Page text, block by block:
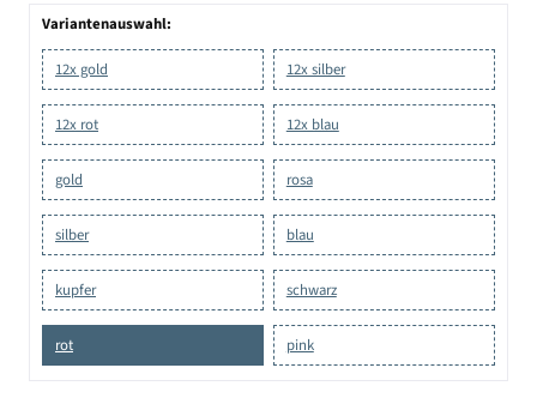
Variantenauswahl:
12x gold 12x silber
12x rot 12x blau
gold rosa
silber blau
kupfer schwarz
rot pink